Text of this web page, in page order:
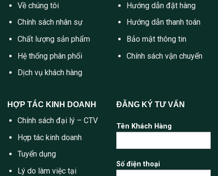
Về chúng tôi
Chính sách nhân sự
Chất lượng sản phẩm
Hệ thống phân phối
Dịch vụ khách hàng
Hướng dẫn đặt hàng
Hướng dẫn thanh toán
Bảo mật thông tin
Chính sách vận chuyển
HỢP TÁC KINH DOANH
Chính sách đại lý – CTV
Hợp tác kinh doanh
Tuyển dụng
Lý do làm việc tại
ĐĂNG KÝ TƯ VẤN
Tên Khách Hàng
Số điện thoại